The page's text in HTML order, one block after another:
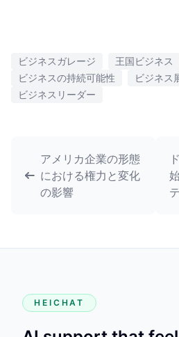
HEICHAT
AI support that